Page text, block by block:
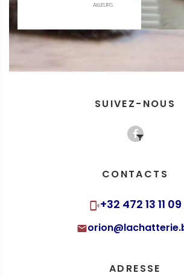
AILLEURS.
SUIVEZ-NOUS
CONTACTS
+32 472 13 11 09
ADRESSE